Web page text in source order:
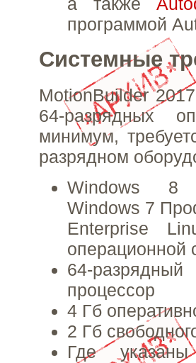
программой
Системные
MotionBuilder
64-разрядных
минимум,
разрядном
Windows 8
Windows 7
Enterprise
операционной
64-
процессор
4 Гб
2 Гб
Где указаны